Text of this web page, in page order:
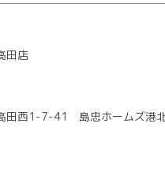
田店
田西1-7-41 島忠ホームズ港